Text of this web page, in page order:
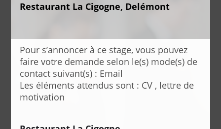
Restaurant La Cigogne, Delémont
Pour s’annoncer à ce stage, vous pouvez
faire votre demande selon le(s) mode(s) de
contact suivant(s) : Email
Les éléments attendus sont : CV , lettre de
motivation